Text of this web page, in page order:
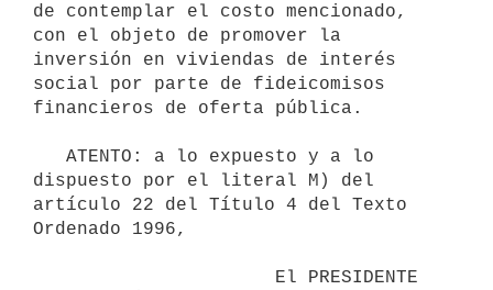
de contemplar el costo mencionado,
con el objeto de promover la
inversión en viviendas de interés
social por parte de fideicomisos
financieros de oferta pública.
dispuesto por el literal M) del
artículo 22 del Título 4 del Texto
Ordenado 1996,